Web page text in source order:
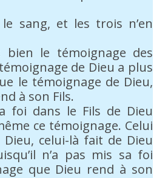
le sang, et les trois n’en
bien le témoignage des
de Dieu a plus
le témoignage de Dieu,
à son Fils.
foi dans le Fils de Dieu
ce témoignage. Celui
celui-là fait de Dieu
n’a pas mis sa foi
que Dieu rend à son